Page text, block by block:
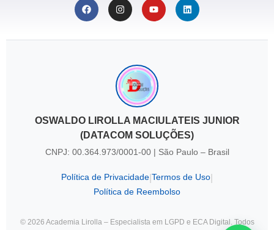
OSWALDO LIROLLA MACIULATEIS JUNIOR
(DATACOM SOLUÇÕES)
CNPJ: 00.364.973/0001-00 | São Paulo – Brasil
Política de Privacidade Termos de Uso
Política de Reembolso
© 2026 Academia Lirolla – Especialista em LGPD e ECA Digital. Todos